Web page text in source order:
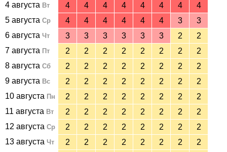
4 августа Вт 4 4 4 4 4 4 4
4
5 августа Ср 4 4 4 4 4 4 3
3
6 августа Чт 3 3 3 3 3 3 2
2
7 августа Пт 2 2 2 2 2 2 2
2
8 августа Сб 2 2 2 2 2 2 2
2
9 августа Вс 2 2 2 2 2 2 2
2
10 августа Пн 2 2 2 2 2 2 2
2
11 августа Вт 2 2 2 2 2 2 2
2
12 августа Ср 2 2 2 2 2 2 2
2
13 августа Чт 2 2 2 2 2 2 2
2